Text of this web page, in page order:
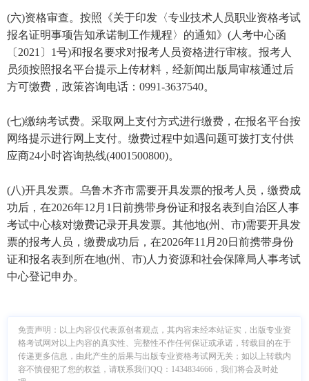
(六)资格审查。按照《关于印发〈专业技术人员职业资格考试
报名证明事项告知承诺制工作规程〉的通知》(人考中心函
〔2021〕1号)和报名要求对报考人员资格进行审核。报考人
员须按照报名平台提示上传材料，经新闻出版局审核通过后
方可缴费，政策咨询电话：0991-3637540。
(七)缴纳考试费。采取网上支付方式进行缴费，在报名平台按
网络提示进行网上支付。缴费过程中如遇问题可拨打支付供
应商24小时咨询热线(4001500800)。
(八)开具发票。乌鲁木齐市需要开具发票的报考人员，缴费成
功后，在2026年12月1日前携带身份证和报名表到自治区人事
考试中心核对缴费记录开具发票。其他地(州、市)需要开具发
票的报考人员，缴费成功后，在2026年11月20日前携带身份
证和报名表到所在地(州、市)人力资源和社会保障局人事考试
中心登记申办。
免责声明： 以上内容仅代表原创者观点，其内容未经本站证实，出版专业资
格考试网对以上内容的真实性、完整性不作任何保证或承诺，转载目的在于
传递更多信息，由此产生的后果与出版专业资格考试网无关；如以上转载内
容不慎侵犯了您的权益，请联系我们QQ：1434834666，我们将会及时处